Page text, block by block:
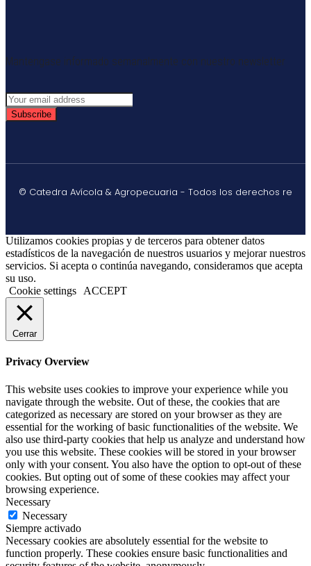
Mantengase informado semanalmente con nuestro newsletter
Subscribe
© Catedra Avícola & Agropecuaria - Todos los derechos re
Utilizamos cookies propias y de terceros para obtener datos
estadísticos de la navegación de nuestros usuarios y mejorar nuestros
servicios. Si acepta o continúa navegando, consideramos que acepta
su uso.
Cookie settings
ACCEPT
Cerrar
Privacy Overview
This website uses cookies to improve your experience while you
navigate through the website. Out of these, the cookies that are
categorized as necessary are stored on your browser as they are
essential for the working of basic functionalities of the website. We
also use third-party cookies that help us analyze and understand how
you use this website. These cookies will be stored in your browser
only with your consent. You also have the option to opt-out of these
cookies. But opting out of some of these cookies may affect your
browsing experience.
Necessary
Necessary
Siempre activado
Necessary cookies are absolutely essential for the website to
function properly. These cookies ensure basic functionalities and